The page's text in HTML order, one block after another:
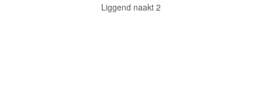
Liggend naakt 2